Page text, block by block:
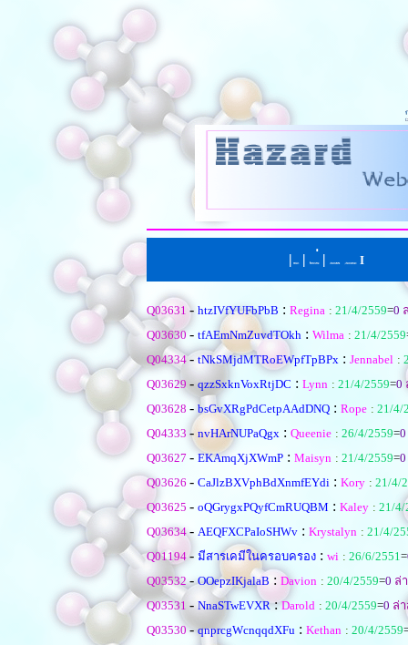
| | ่ | I
Q03631 - htzIVfYUFbPbB : Regina : 21/4/2559=0
Q03630 - tfAEmNmZuvdTOkh : Wilma : 21/4/2559
Q04334- tNkSMjdMTRoEWpfTpBPx : Jennabel :
Q03629 -qzzSxknVoxRtjDC : Lynn : 21/4/2559=0
Q03628 - bsGvXRgPdCetpAAdDNQ : Rope : 21/4/
Q04333 - nvHArNUPaQgx : Queenie : 26/4/2559=0
Q03627 - EKAmqXjXWmP : Maisyn : 21/4/2559=0
Q03626 - CaJlzBXVphBdXnmfEYdi : Kory : 21/4/
Q03625 - oQGrygxPQyfCmRUQBM : Kaley : 21/4/
Q03634- AEQFXCPaIoSHWv : Krystalyn : 21/4/
Q01194 - มีสารเคมีในครอบครอง : wi : 26/6/2551=
Q03532-OOepzIKjalaB : Davion : 20/4/2559=0 ล่
Q03531 - NnaSTwEVXR:Darold : 20/4/2559=0 ล่
Q03530-qnprcgWcnqqdXFu : Kethan : 20/4/2559